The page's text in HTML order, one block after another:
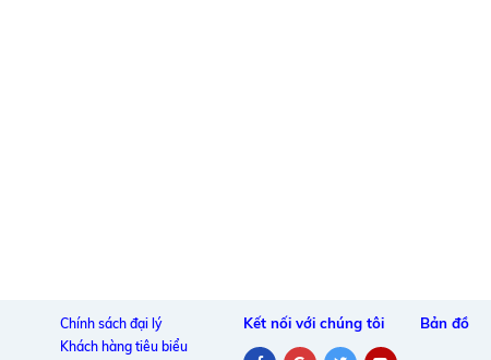
Chính sách đại lý
Khách hàng tiêu biểu
Kết nối với chúng tôi Bản đồ